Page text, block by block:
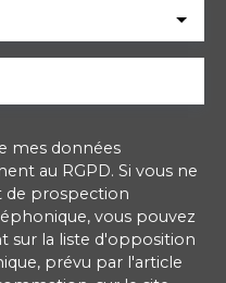
mes données
au RGPD. Si vous ne
de prospection
vous pouvez
sur la liste d'opposition
prévu par l'article